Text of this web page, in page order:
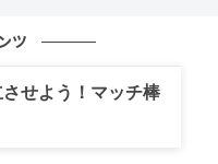
ツ
せよう！マッチ棒